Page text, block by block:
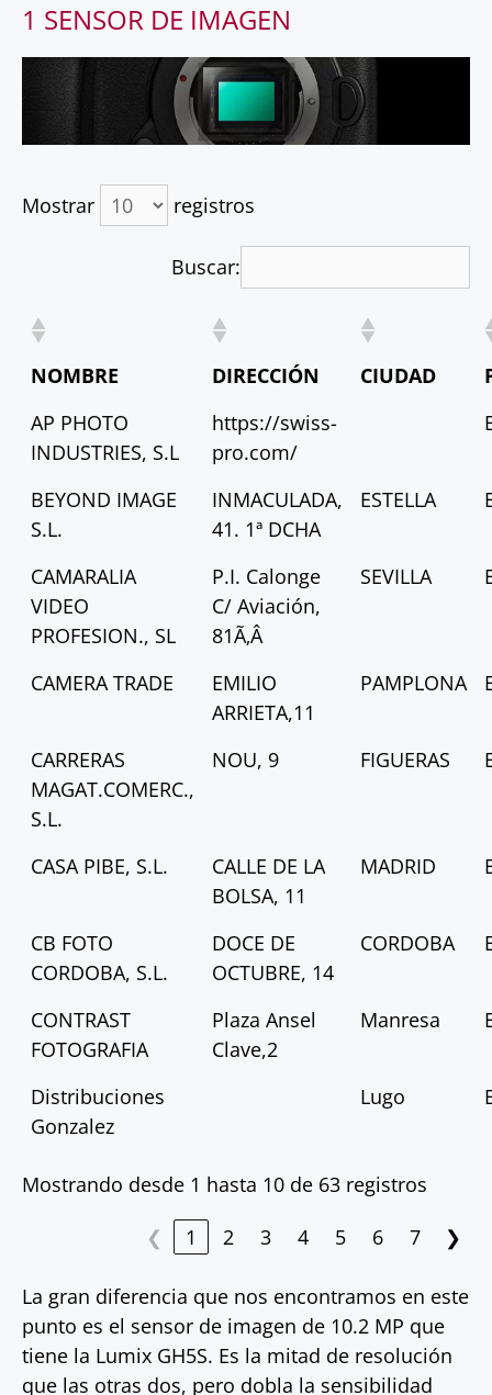
1 SENSOR DE IMAGEN
Mostrar registros
Buscar:
NOMBRE DIRECCIÓN CIUDAD
AP PHOTO
INDUSTRIES, S.L
https://swiss-
pro.com/
BEYOND IMAGE
S.L.
INMACULADA,
41. 1ª DCHA
ESTELLA
CAMARALIA
VIDEO
PROFESION., SL
P.I. Calonge
C/ Aviación,
81Ã‚Â
SEVILLA
CAMERA TRADE
EMILIO
ARRIETA,11
PAMPLONA
CARRERAS
MAGAT.COMERC.,
S.L.
NOU, 9 FIGUERAS
CASA PIBE, S.L.
CALLE DE LA
BOLSA, 11
MADRID
CB FOTO
CORDOBA, S.L.
DOCE DE
OCTUBRE, 14
CORDOBA
CONTRAST
FOTOGRAFIA
Plaza Ansel
Clave,2
Manresa
Distribuciones
Gonzalez
Lugo
Mostrando desde 1 hasta 10 de 63 registros
❮
1 2 3 4 5 6 7 ❯
La gran diferencia que nos encontramos en este
punto es el sensor de imagen de 10.2 MP que
tiene la Lumix GH5S. Es la mitad de resolución
que las otras dos, pero dobla la sensibilidad